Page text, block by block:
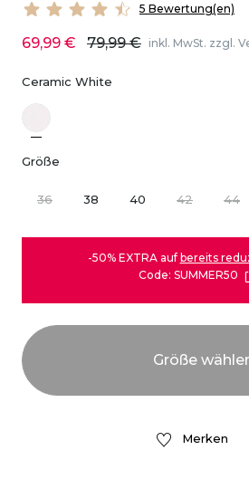
5 Bewertung(en)
69,99 € 79,99 € inkl. MwSt. zzgl.
Ceramic White
Größe
36 38 40 42 44
-50% EXTRA auf bereits
Code: SUMMER50
Merken